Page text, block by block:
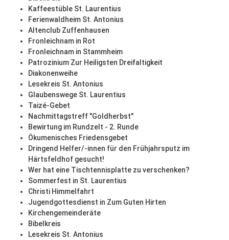
Kaffeestüble St. Laurentius
Ferienwaldheim St. Antonius
Altenclub Zuffenhausen
Fronleichnam in Rot
Fronleichnam in Stammheim
Patrozinium Zur Heiligsten Dreifaltigkeit
Diakonenweihe
Lesekreis St. Antonius
Glaubenswege St. Laurentius
Taizé-Gebet
Nachmittagstreff "Goldherbst"
Bewirtung im Rundzelt - 2. Runde
Ökumenisches Friedensgebet
Dringend Helfer/-innen für den Frühjahrsputz im
Härtsfeldhof gesucht!
Wer hat eine Tischtennisplatte zu verschenken?
Sommerfest in St. Laurentius
Christi Himmelfahrt
Jugendgottesdienst in Zum Guten Hirten
Kirchengemeinderäte
Bibelkreis
Lesekreis St. Antonius